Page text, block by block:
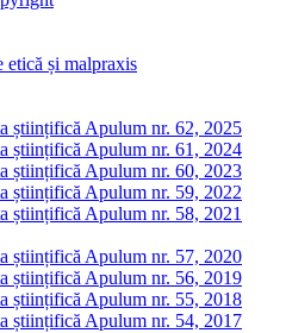
etică și malpraxis
științifică Apulum nr. 62, 2025
științifică Apulum nr. 61, 2024
științifică Apulum nr. 60, 2023
științifică Apulum nr. 59, 2022
științifică Apulum nr. 58, 2021
științifică Apulum nr. 57, 2020
științifică Apulum nr. 56, 2019
științifică Apulum nr. 55, 2018
științifică Apulum nr. 54, 2017